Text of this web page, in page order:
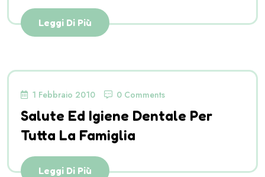
Leggi Di Più
1 Febbraio 2010 0 Comments
Salute Ed Igiene Dentale Per
Tutta La Famiglia
Leggi Di Più